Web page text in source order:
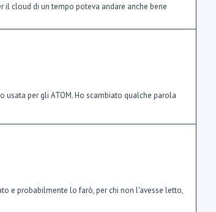
il cloud di un tempo poteva andare anche bene
per gli ATOM. Ho scambiato qualche parola
e probabilmente lo farò, per chi non l'avesse letto,